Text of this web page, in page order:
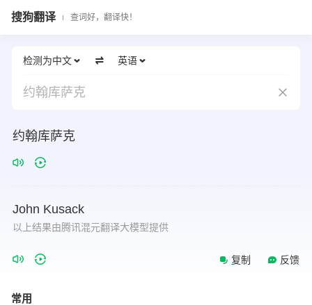
搜狗翻译 查词好，翻译快！
检测为中文 英语
约翰库萨克
约翰库萨克
John Kusack
以上结果由腾讯混元翻译大模型提供
复制 反馈
常用